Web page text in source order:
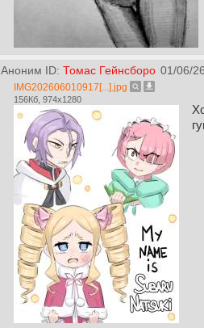
Аноним ID: Томас Гейнсборо 01/06/
IMG202606010917[...].jpg
156Кб, 974x1280